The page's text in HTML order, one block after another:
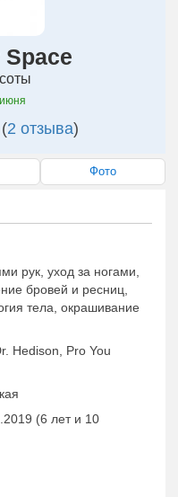
2 отзыва)
Фото
рук, уход за ногами,
бровей и ресниц,
тела, окрашивание
Hedison, Pro You
(6 лет и 10